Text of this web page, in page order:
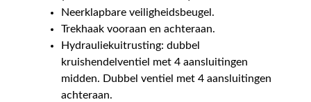
Neerklapbare veiligheidsbeugel.
Trekhaak vooraan en achteraan.
Hydrauliekuitrusting: dubbel
kruishendelventiel met 4 aansluitingen
midden. Dubbel ventiel met 4 aansluitingen
achteraan.